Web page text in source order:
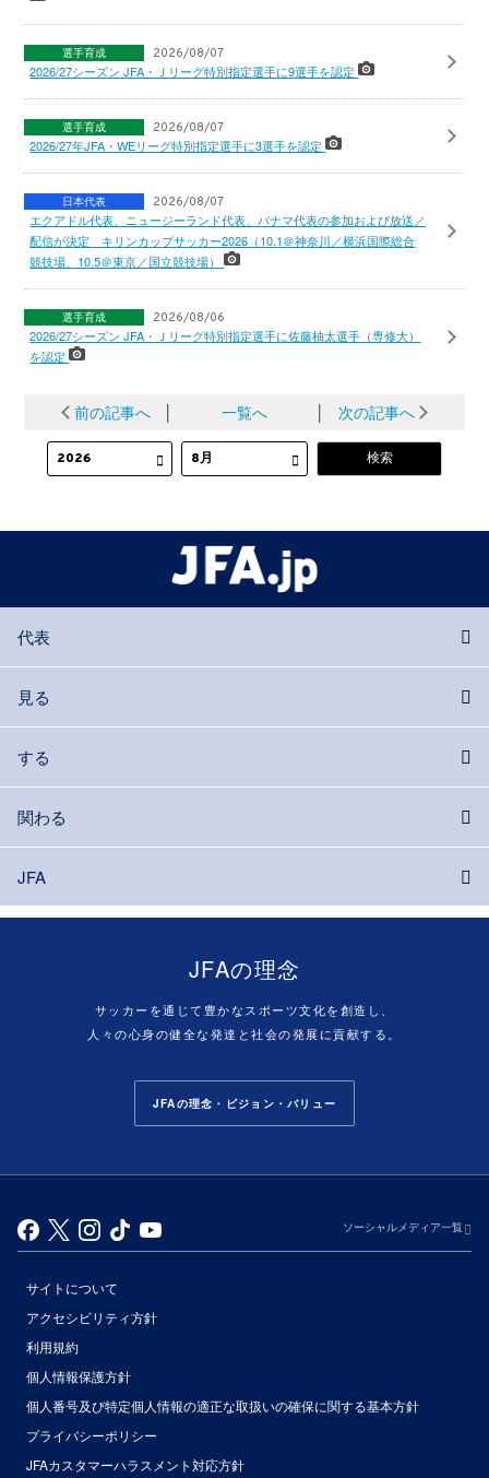
選手育成 2026/08/07
2026/27シーズン JFA・Ｊリーグ特別指定選手に9選手を認定
選手育成 2026/08/07
2026/27年JFA・WEリーグ特別指定選手に3選手を認定
日本代表 2026/08/07
エクアドル代表、ニュージーランド代表、パナマ代表の参加および放送／
配信が決定 キリンカップサッカー2026（10.1＠神奈川／横浜国際総合
競技場、10.5＠東京／国立競技場）
選手育成 2026/08/06
2026/27シーズン JFA・Ｊリーグ特別指定選手に佐藤柚太選手（専修大）
を認定
前の記事へ │ 一覧へ │ 次の記事へ
代表
見る
する
関わる
JFA
JFAの理念
サッカーを通じて豊かなスポーツ文化を創造し、
人々の心身の健全な発達と社会の発展に貢献する。
JFAの理念・ビジョン・バリュー
ソーシャルメディア一覧
サイトについて
アクセシビリティ方針
利用規約
個人情報保護方針
個人番号及び特定個人情報の適正な取扱いの確保に関する基本方針
プライバシーポリシー
JFAカスタマーハラスメント対応方針